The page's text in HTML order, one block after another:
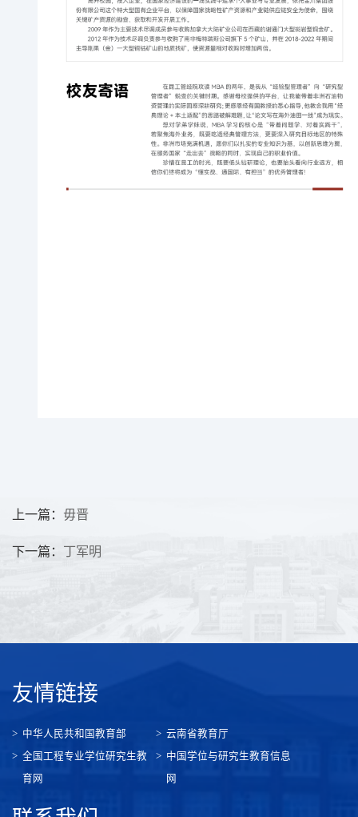
上一篇： 毋晋
下一篇： 丁军明
友情链接
中华人民共和国教育部
云南省教育厅
全国工程专业学位研究生教
育网
中国学位与研究生教育信息
网